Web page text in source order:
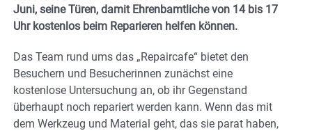
Juni, seine Türen, damit Ehrenbamtliche von 14 bis 17
Uhr kostenlos beim Reparieren helfen können.
Das Team rund ums das „Repaircafe“ bietet den
Besuchern und Besucherinnen zunächst eine
kostenlose Untersuchung an, ob ihr Gegenstand
überhaupt noch repariert werden kann. Wenn das mit
dem Werkzeug und Material geht, das sie parat haben,